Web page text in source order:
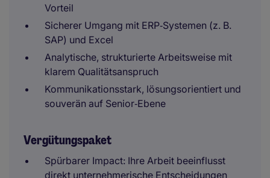
Vorteil
Sicherer Umgang mit ERP‑Systemen (z. B.
SAP) und Excel
Analytische, strukturierte Arbeitsweise mit
klarem Qualitätsanspruch
Kommunikationsstark, lösungsorientiert und
souverän auf Senior‑Ebene
Vergütungspaket
Spürbarer Impact: Ihre Arbeit beeinflusst
direkt unternehmerische Entscheidungen